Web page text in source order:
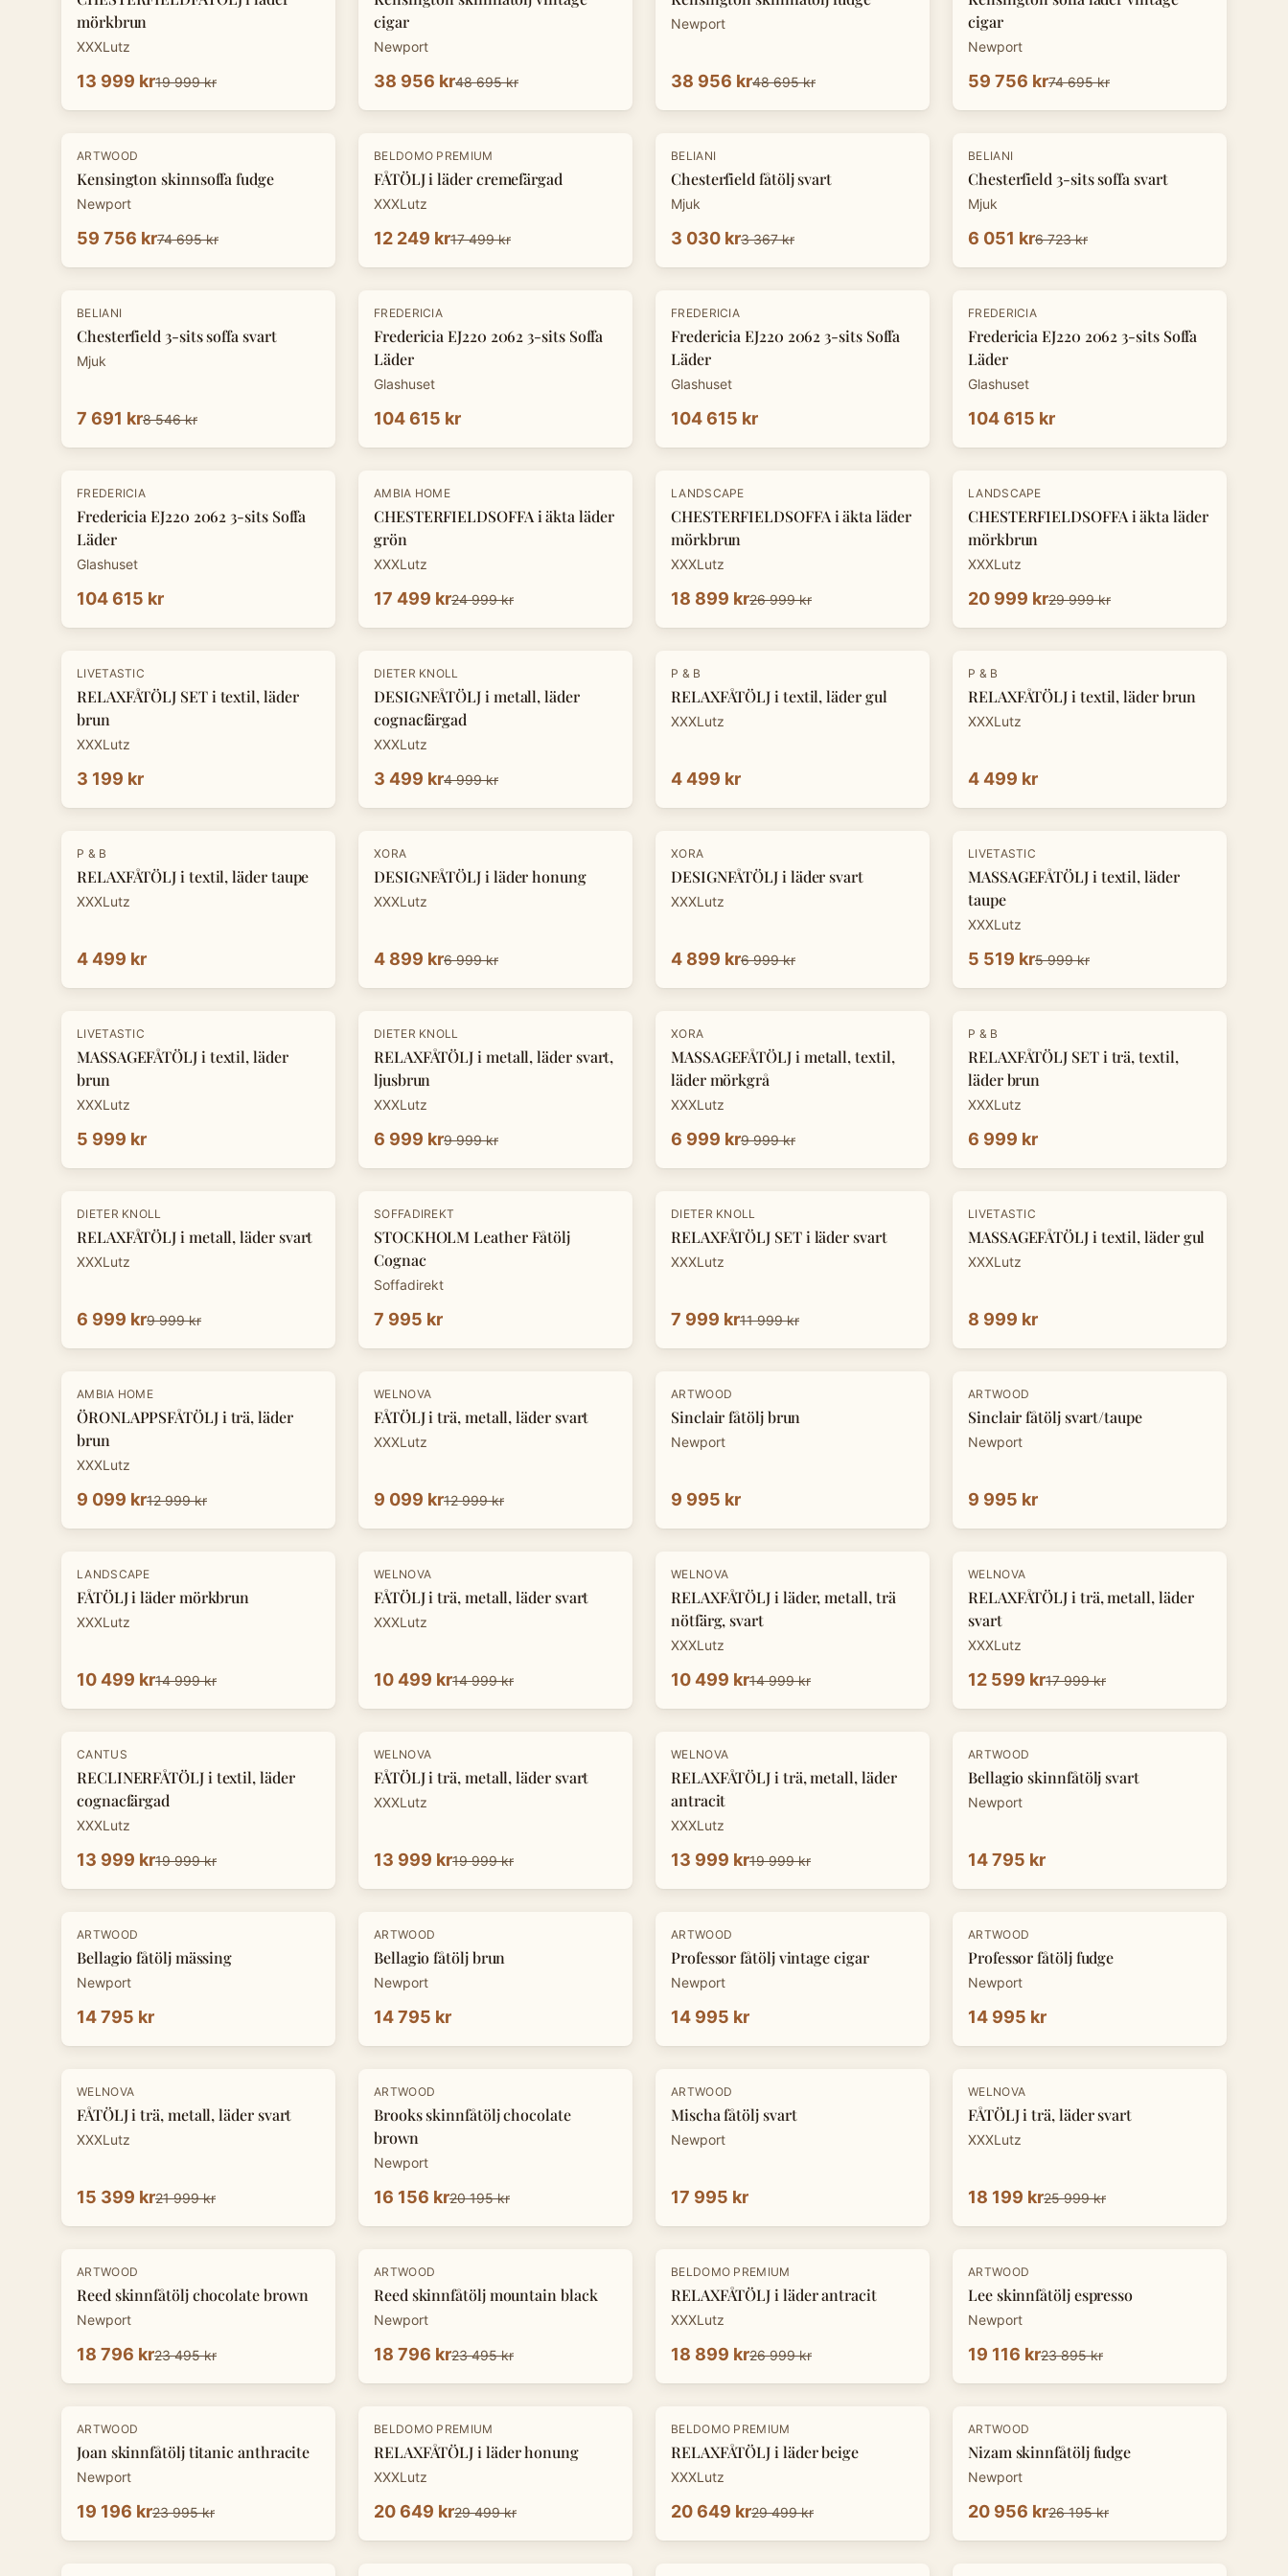
mörkbrun
XXXLutz
13 999 kr19 999 kr
cigar
Newport
38 956 kr48 695 kr
Newport
38 956 kr48 695 kr
cigar
Newport
59 756 kr74 695 kr
-20%
ARTWOOD
Kensington skinnsoffa fudge
Newport
59 756 kr74 695 kr
-30 %
BELDOMO PREMIUM
FÅTÖLJ i läder cremefärgad
XXXLutz
12 249 kr17 499 kr
-10 %
BELIANI
Chesterfield fåtölj svart
Mjuk
3 030 kr3 367 kr
-10 %
BELIANI
Chesterfield 3-sits soffa svart
Mjuk
6 051 kr6 723 kr
-10 %
BELIANI
Chesterfield 3-sits soffa svart
Mjuk
7 691 kr8 546 kr
FREDERICIA
Fredericia EJ220 2062 3-sits Soffa
Läder
Glashuset
104 615 kr
FREDERICIA
Fredericia EJ220 2062 3-sits Soffa
Läder
Glashuset
104 615 kr
FREDERICIA
Fredericia EJ220 2062 3-sits Soffa
Läder
Glashuset
104 615 kr
FREDERICIA
Fredericia EJ220 2062 3-sits Soffa
Läder
Glashuset
104 615 kr
-30%
AMBIA HOME
CHESTERFIELDSOFFA i äkta läder
grön
XXXLutz
17 499 kr24 999 kr
- 30%
LANDSCAPE
CHESTERFIELDSOFFA i äkta läder
mörkbrun
XXXLutz
18 899 kr26 999 kr
- 30%
LANDSCAPE
CHESTERFIELDSOFFA i äkta läder
mörkbrun
XXXLutz
20 999 kr29 999 kr
LIVETASTIC
RELAXFÅTÖLJ SET i textil, läder
brun
XXXLutz
3 199 kr
-30%
DIETER KNOLL
DESIGNFÅTÖLJ i metall, läder
cognacfärgad
XXXLutz
3 499 kr4 999 kr
P & B
RELAXFÅTÖLJ i textil, läder gul
XXXLutz
4 499 kr
P & B
RELAXFÅTÖLJ i textil, läder brun
XXXLutz
4 499 kr
P & B
RELAXFÅTÖLJ i textil, läder taupe
XXXLutz
4 499 kr
-30%
XORA
DESIGNFÅTÖLJ i läder honung
XXXLutz
4 899 kr6 999 kr
-30%
XORA
DESIGNFÅTÖLJ i läder svart
XXXLutz
4 899 kr6 999 kr
- 8%
LIVETASTIC
MASSAGEFÅTÖLJ i textil, läder
taupe
XXXLutz
5 519 kr5 999 kr
LIVETASTIC
MASSAGEFÅTÖLJ i textil, läder
brun
XXXLutz
5 999 kr
-30%
DIETER KNOLL
RELAXFÅTÖLJ i metall, läder svart,
ljusbrun
XXXLutz
6 999 kr9 999 kr
-30%
XORA
MASSAGEFÅTÖLJ i metall, textil,
läder mörkgrå
XXXLutz
6 999 kr9 999 kr
P & B
RELAXFÅTÖLJ SET i trä, textil,
läder brun
XXXLutz
6 999 kr
-30%
DIETER KNOLL
RELAXFÅTÖLJ i metall, läder svart
XXXLutz
6 999 kr9 999 kr
SOFFADIREKT
STOCKHOLM Leather Fåtölj
Cognac
Soffadirekt
7 995 kr
-33%
DIETER KNOLL
RELAXFÅTÖLJ SET i läder svart
XXXLutz
7 999 kr11 999 kr
LIVETASTIC
MASSAGEFÅTÖLJ i textil, läder gul
XXXLutz
8 999 kr
-30%
AMBIA HOME
ÖRONLAPPSFÅTÖLJ i trä, läder
brun
XXXLutz
9 099 kr12 999 kr
-30 %
WELNOVA
FÅTÖLJ i trä, metall, läder svart
XXXLutz
9 099 kr12 999 kr
ARTWOOD
Sinclair fåtölj brun
Newport
9 995 kr
ARTWOOD
Sinclair fåtölj svart/taupe
Newport
9 995 kr
- 30%
LANDSCAPE
FÅTÖLJ i läder mörkbrun
XXXLutz
10 499 kr14 999 kr
-30 %
WELNOVA
FÅTÖLJ i trä, metall, läder svart
XXXLutz
10 499 kr14 999 kr
-30 %
WELNOVA
RELAXFÅTÖLJ i läder, metall, trä
nötfärg, svart
XXXLutz
10 499 kr14 999 kr
-30 %
WELNOVA
RELAXFÅTÖLJ i trä, metall, läder
svart
XXXLutz
12 599 kr17 999 kr
-30%
CANTUS
RECLINERFÅTÖLJ i textil, läder
cognacfärgad
XXXLutz
13 999 kr19 999 kr
-30 %
WELNOVA
FÅTÖLJ i trä, metall, läder svart
XXXLutz
13 999 kr19 999 kr
-30 %
WELNOVA
RELAXFÅTÖLJ i trä, metall, läder
antracit
XXXLutz
13 999 kr19 999 kr
ARTWOOD
Bellagio skinnfåtölj svart
Newport
14 795 kr
ARTWOOD
Bellagio fåtölj mässing
Newport
14 795 kr
ARTWOOD
Bellagio fåtölj brun
Newport
14 795 kr
ARTWOOD
Professor fåtölj vintage cigar
Newport
14 995 kr
ARTWOOD
Professor fåtölj fudge
Newport
14 995 kr
-30 %
WELNOVA
FÅTÖLJ i trä, metall, läder svart
XXXLutz
15 399 kr21 999 kr
-20%
ARTWOOD
Brooks skinnfåtölj chocolate
brown
Newport
16 156 kr20 195 kr
ARTWOOD
Mischa fåtölj svart
Newport
17 995 kr
-30 %
WELNOVA
FÅTÖLJ i trä, läder svart
XXXLutz
18 199 kr25 999 kr
-20%
ARTWOOD
Reed skinnfåtölj chocolate brown
Newport
18 796 kr23 495 kr
-20%
ARTWOOD
Reed skinnfåtölj mountain black
Newport
18 796 kr23 495 kr
-30 %
BELDOMO PREMIUM
RELAXFÅTÖLJ i läder antracit
XXXLutz
18 899 kr26 999 kr
-20%
ARTWOOD
Lee skinnfåtölj espresso
Newport
19 116 kr23 895 kr
-20%
ARTWOOD
Joan skinnfåtölj titanic anthracite
Newport
19 196 kr23 995 kr
-30 %
BELDOMO PREMIUM
RELAXFÅTÖLJ i läder honung
XXXLutz
20 649 kr29 499 kr
-30 %
BELDOMO PREMIUM
RELAXFÅTÖLJ i läder beige
XXXLutz
20 649 kr29 499 kr
-20%
ARTWOOD
Nizam skinnfåtölj fudge
Newport
20 956 kr26 195 kr